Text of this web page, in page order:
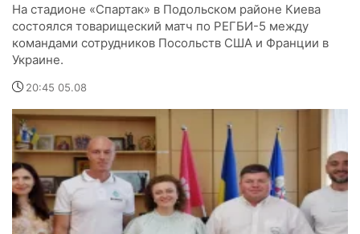
На стадионе «Спартак» в Подольском районе Киева
состоялся товарищеский матч по РЕГБИ-5 между
командами сотрудников Посольств США и Франции в
Украине.
20:45 05.08